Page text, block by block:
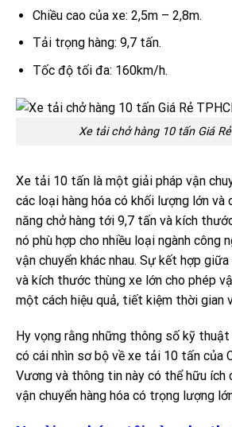
Chiều cao của xe: 2,5m – 2,8m.
Tải trọng hàng: 9,7 tấn.
Tốc độ tối đa: 160km/h.
Xe tải chở hàng 10 tấn Giá
Xe tải 10 tấn là một giải pháp vận
các loại hàng hóa có khối lượng lớn và
năng chở hàng tới 9,7 tấn và kích
nó phù hợp cho nhiều loại ngành công
vận chuyển khác nhau. Sự kết hợp
và kích thước thùng xe lớn cho phép
một cách hiệu quả, tiết kiệm thời gian
Hy vọng rằng những thông số kỹ
có cái nhìn sơ bộ về xe tải 10 tấn của
Vương và thông tin này có thể hữu ích
vận chuyển hàng hóa có trọng lượng